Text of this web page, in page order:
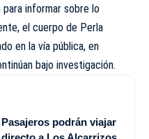
informar sobre lo
el cuerpo de Perla
en la vía pública, en
bajo investigación.
Pasajeros podrán viajar